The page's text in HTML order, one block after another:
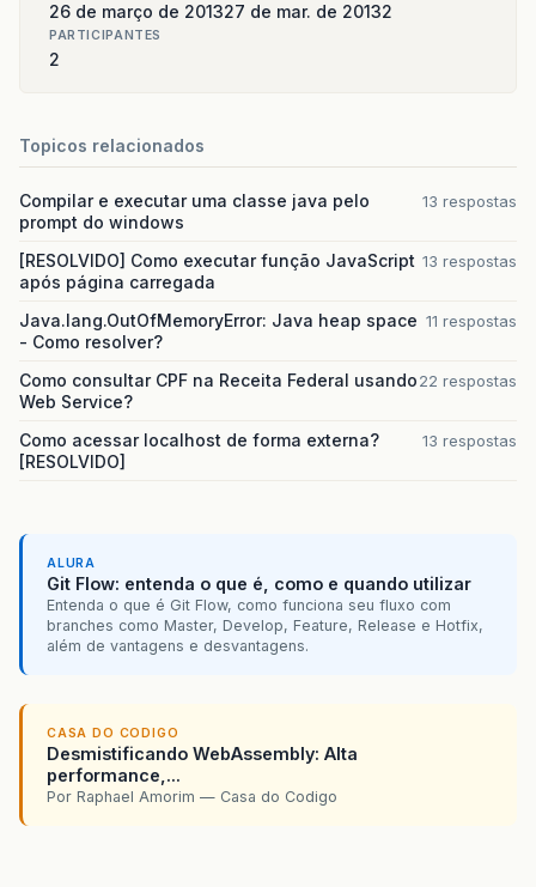
26 de março de 201327 de mar. de 20132
PARTICIPANTES
2
Topicos relacionados
Compilar e executar uma classe java pelo
prompt do windows
13 respostas
[RESOLVIDO] Como executar função JavaScript
após página carregada
13 respostas
Java.lang.OutOfMemoryError: Java heap space
- Como resolver?
11 respostas
Como consultar CPF na Receita Federal usando
Web Service?
22 respostas
Como acessar localhost de forma externa?
[RESOLVIDO]
13 respostas
ALURA
Git Flow: entenda o que é, como e quando utilizar
Entenda o que é Git Flow, como funciona seu fluxo com
branches como Master, Develop, Feature, Release e Hotfix,
além de vantagens e desvantagens.
CASA DO CODIGO
Desmistificando WebAssembly: Alta
performance,...
Por Raphael Amorim — Casa do Codigo